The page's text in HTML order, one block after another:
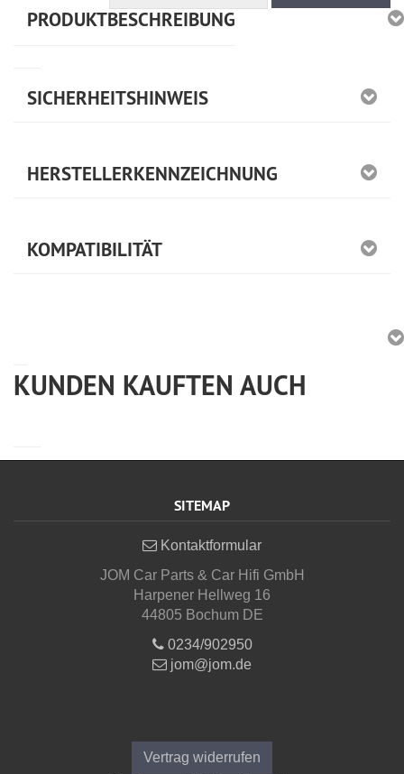
PRODUKTBESCHREIBUNG
SICHERHEITSHINWEIS
HERSTELLERKENNZEICHNUNG
KOMPATIBILITÄT
KUNDEN KAUFTEN AUCH
SITEMAP
Kontaktformular
JOM Car Parts & Car Hifi GmbH
Harpener Hellweg 16
44805 Bochum DE
0234/902950
jom@jom.de
Vertrag widerrufen